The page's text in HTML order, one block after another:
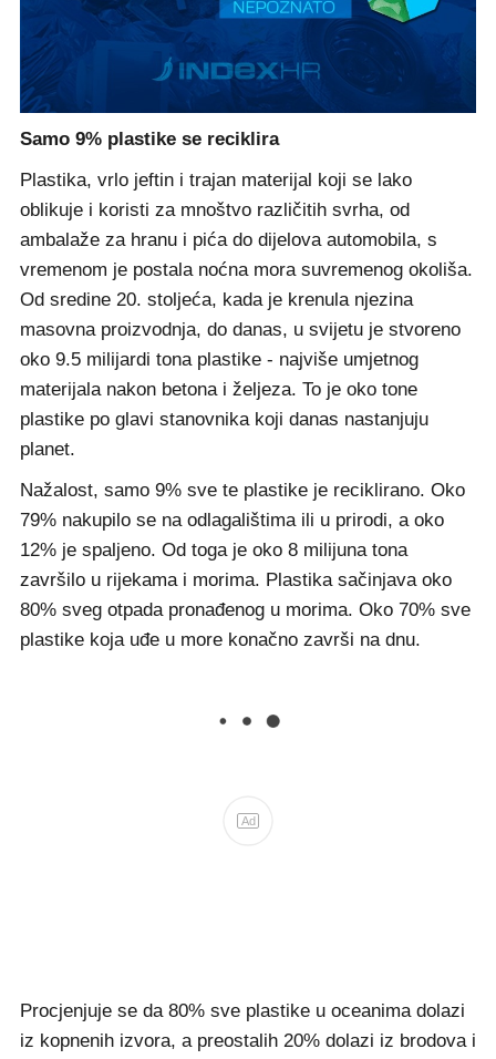
Samo 9% plastike se reciklira
Plastika, vrlo jeftin i trajan materijal koji se lako
oblikuje i koristi za mnoštvo različitih svrha, od
ambalaže za hranu i pića do dijelova automobila, s
vremenom je postala noćna mora suvremenog okoliša.
Od sredine 20. stoljeća, kada je krenula njezina
masovna proizvodnja, do danas, u svijetu je stvoreno
oko 9.5 milijardi tona plastike - najviše umjetnog
materijala nakon betona i željeza. To je oko tone
plastike po glavi stanovnika koji danas nastanjuju
planet.
Nažalost, samo 9% sve te plastike je reciklirano. Oko
79% nakupilo se na odlagalištima ili u prirodi, a oko
12% je spaljeno. Od toga je oko 8 milijuna tona
završilo u rijekama i morima. Plastika sačinjava oko
80% sveg otpada pronađenog u morima. Oko 70% sve
plastike koja uđe u more konačno završi na dnu.
Ad
Procjenjuje se da 80% sve plastike u oceanima dolazi
iz kopnenih izvora, a preostalih 20% dolazi iz brodova i